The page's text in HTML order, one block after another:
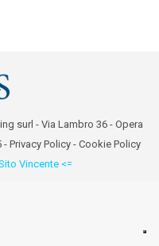
surl - Via Lambro 36 - Opera
- Privacy Policy - Cookie Policy
Vincente <=